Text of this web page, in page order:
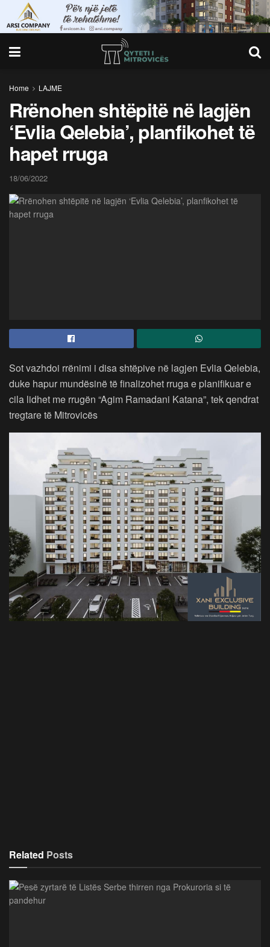
Home LAJME
Rrënohen shtëpitë në lagjën
‘Evlia Qelebia’, planfikohet të
hapet rruga
18/06/2022
Sot vazhdoi rrënimi i disa shtëpive në lagjen Evlia Qelebia,
duke hapur mundësinë të finalizohet rruga e planifikuar e
cila lidhet me rrugën “Agim Ramadani Katana”, tek qendrat
tregtare të Mitrovicës
Related Posts